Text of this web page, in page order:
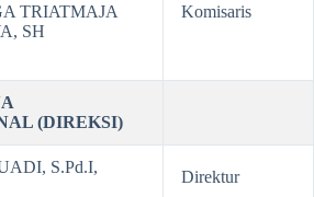
TRIATMAJA
SH
Komisaris
(DIREKSI)
S.Pd.I,
Direktur